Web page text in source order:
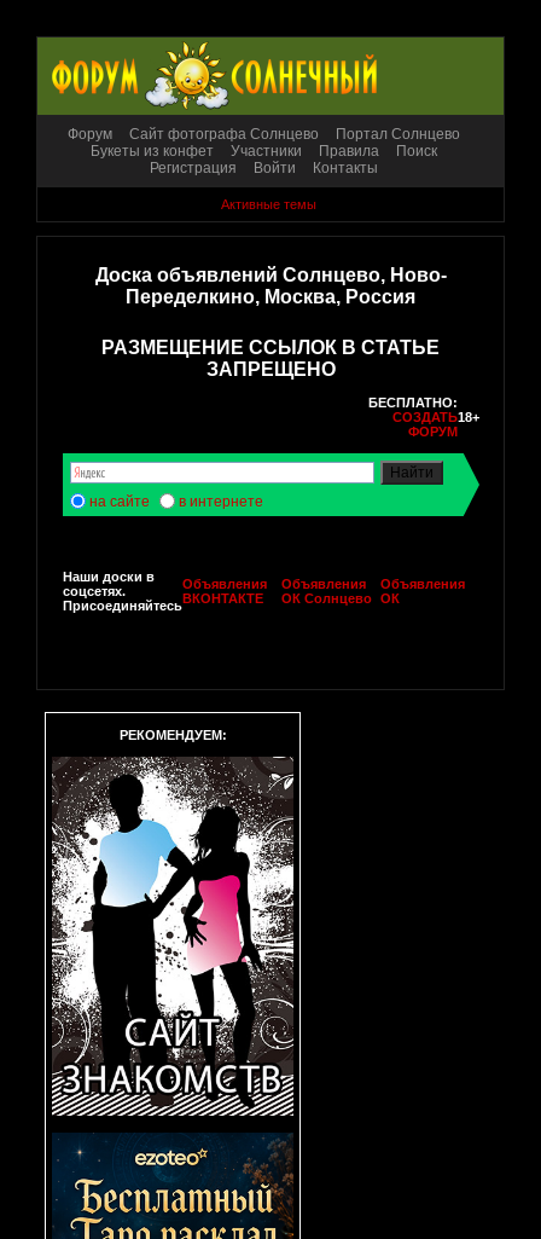
Форум Сайт фотографа Солнцево
Портал Солнцево
Букеты из конфет
Участники Правила
Поиск
Регистрация
Войти Контакты
Активные темы
Доска объявлений Солнцево, Ново-
Переделкино, Москва, Россия
РАЗМЕЩЕНИЕ ССЫЛОК В СТАТЬЕ
ЗАПРЕЩЕНО
БЕСПЛАТНО:
СОЗДАТЬ
ФОРУМ
18+
на сайте в интернете
Наши доски в
соцсетях.
Присоединяйтесь
Объявления
ВКОНТАКТЕ
Объявления
ОК Солнцево
Объявления
ОК
РЕКОМЕНДУЕМ: